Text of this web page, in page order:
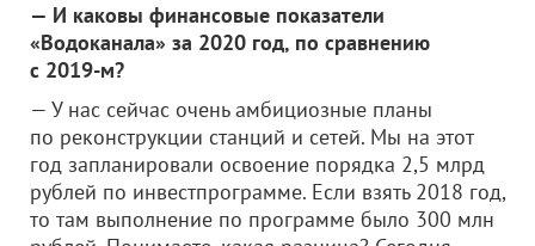
— И каковы финансовые показатели
«Водоканала» за 2020 год, по сравнению
с 2019-м?
— У нас сейчас очень амбициозные планы
по реконструкции станций и сетей. Мы на этот
год запланировали освоение порядка 2,5 млрд
рублей по инвестпрограмме. Если взять 2018 год,
то там выполнение по программе было 300 млн